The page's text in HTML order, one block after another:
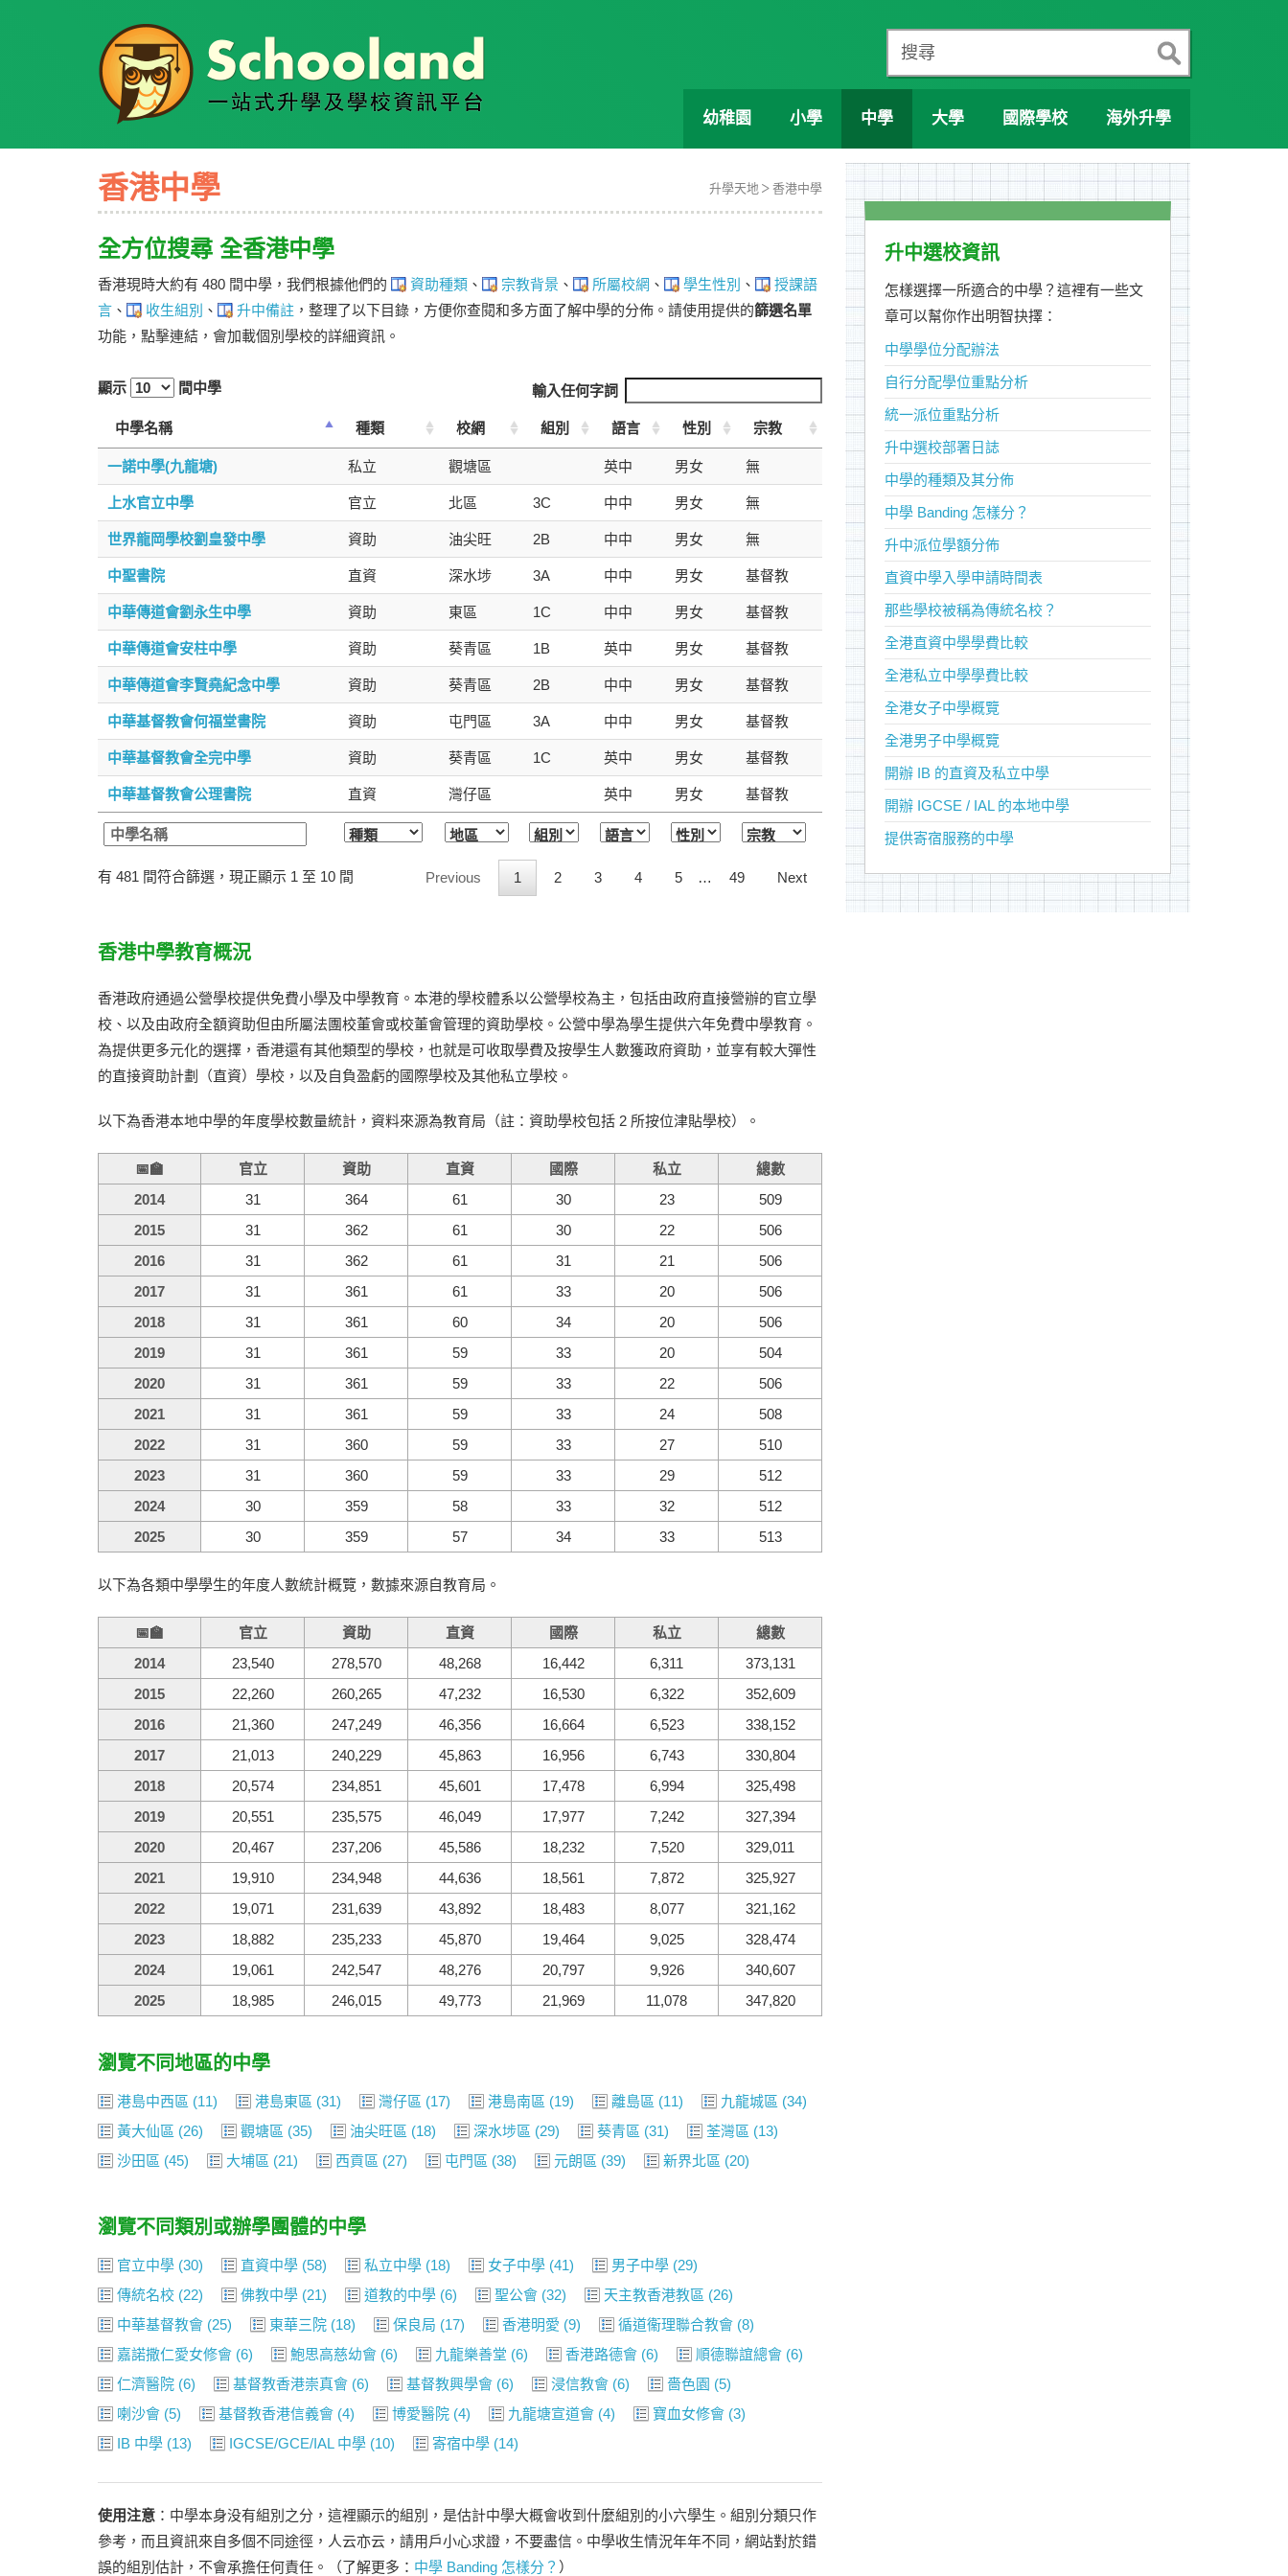
學校概覽
升學錦囊
文章精選
搜尋
幼稚園 小學 中學 大學 國際學校 海外升學
香港中學 升學天地 香港中學
全方位搜尋 全香港中學
香港現時大約有 480 間中學，我們根據他們的 資助種類 、 宗教背景 、 所屬校網 、 學生性別 、
授課語
言 、 收生組別 、 升中備註 ，整理了以下目錄，方便你查閱和多方面了解中學的分佈。請使用提供的篩選名單
功能，點擊連結，會加載個別學校的詳細資訊。
顯示 間中學 輸入任何字詞
中學名稱 種類 校網 組別 語言 性別 宗教
一諾中學(九龍塘) 私立 觀塘區 英中 男女 無
上水官立中學 官立 北區 3C 中中 男女 無
世界龍岡學校劉皇發中學 資助 油尖旺 2B 中中 男女 無
中聖書院 直資 深水埗 3A 中中 男女 基督教
中華傳道會劉永生中學 資助 東區 1C 中中 男女 基督教
中華傳道會安柱中學 資助 葵青區 1B 英中 男女 基督教
中華傳道會李賢堯紀念中學 資助 葵青區 2B 中中 男女 基督教
中華基督教會何福堂書院 資助 屯門區 3A 中中 男女 基督教
中華基督教會全完中學 資助 葵青區 1C 英中 男女 基督教
中華基督教會公理書院 直資 灣仔區 英中 男女 基督教
有 481 間符合篩選，現正顯示 1 至 10 間 Previous 1 2 3 4 5 … 49 Next
香港中學教育概況
香港政府通過公營學校提供免費小學及中學教育。本港的學校體系以公營學校為主，包括由政府直接營辦的官立學
校、以及由政府全額資助但由所屬法團校董會或校董會管理的資助學校。公營中學為學生提供六年免費中學教育。
為提供更多元化的選擇，香港還有其他類型的學校，也就是可收取學費及按學生人數獲政府資助，並享有較大彈性
的直接資助計劃（直資）學校，以及自負盈虧的國際學校及其他私立學校。
以下為香港本地中學的年度學校數量統計，資料來源為教育局（註：資助學校包括 2 所按位津貼學校）。
📅🏫 官立 資助 直資 國際 私立
總數
2014
31 364 61 30 23
509
2015
31 362 61 30 22
506
2016
31 362 61 31 21
506
2017
31 361 61 33 20
506
2018
31 361 60 34 20
506
2019
31 361 59 33 20
504
2020
31 361 59 33 22
506
2021
31 361 59 33 24
508
2022
31 360 59 33 27
510
2023
31 360 59 33 29
512
2024
30 359 58 33 32
512
2025
30 359 57 34 33 513
以下為各類中學學生的年度人數統計概覽，數據來源自教育局。
📅🏫 官立 資助 直資 國際 私立
總數
2014
23,540 278,570 48,268 16,442 6,311
373,131
2015
22,260 260,265 47,232 16,530 6,322
352,609
2016
21,360 247,249 46,356 16,664 6,523
338,152
2017
21,013 240,229 45,863 16,956 6,743
330,804
2018
20,574 234,851 45,601 17,478 6,994
325,498
2019
20,551 235,575 46,049 17,977 7,242
327,394
2020
20,467 237,206 45,586 18,232 7,520
329,011
2021
19,910 234,948 44,636 18,561 7,872
325,927
2022
19,071 231,639 43,892 18,483 8,077
321,162
2023
18,882 235,233 45,870 19,464 9,025
328,474
2024
19,061 242,547 48,276 20,797 9,926
340,607
2025
18,985 246,015 49,773 21,969 11,078 347,820
瀏覽不同地區的中學
港島中西區 (11) 港島東區 (31) 灣仔區 (17) 港島南區 (19) 離島區 (11) 九龍城區 (34)
黃大仙區 (26) 觀塘區 (35) 油尖旺區 (18) 深水埗區 (29) 葵青區 (31) 荃灣區 (13)
沙田區 (45) 大埔區 (21) 西貢區 (27) 屯門區 (38) 元朗區 (39) 新界北區 (20)
瀏覽不同類別或辦學團體的中學
官立中學 (30) 直資中學 (58) 私立中學 (18) 女子中學 (41) 男子中學 (29)
傳統名校 (22) 佛教中學 (21) 道教的中學 (6) 聖公會 (32) 天主教香港教區 (26)
中華基督教會 (25) 東華三院 (18) 保良局 (17) 香港明愛 (9) 循道衞理聯合教會 (8)
嘉諾撒仁愛女修會 (6) 鮑思高慈幼會 (6) 九龍樂善堂 (6) 香港路德會 (6) 順德聯誼總會 (6)
仁濟醫院 (6) 基督教香港崇真會 (6) 基督教興學會 (6) 浸信教會 (6) 嗇色園 (5)
喇沙會 (5) 基督教香港信義會 (4) 博愛醫院 (4) 九龍塘宣道會 (4) 寶血女修會 (3)
IB 中學 (13) IGCSE/GCE/IAL 中學 (10) 寄宿中學 (14)
使用注意 ：中學本身没有組別之分，這裡顯示的組別，是估計中學大概會收到什麼組別的小六學生。組別分類只作
參考，而且資訊來自多個不同途徑，人云亦云，請用戶小心求證，不要盡信。中學收生情況年年不同，網站對於錯
誤的組別估計，不會承擔任何責任。（了解更多： 中學 Banding 怎樣分？ ）
升中選校資訊
怎樣選擇一所適合的中學？這裡有一些文
章可以幫你作出明智抉擇：
中學學位分配辦法
自行分配學位重點分析
統一派位重點分析
升中選校部署日誌
中學的種類及其分佈
中學 Banding 怎樣分？
升中派位學額分佈
直資中學入學申請時間表
那些學校被稱為傳統名校？
全港直資中學學費比較
全港私立中學學費比較
全港女子中學概覽
全港男子中學概覽
開辦 IB 的直資及私立中學
開辦 IGCSE / IAL 的本地中學
提供寄宿服務的中學